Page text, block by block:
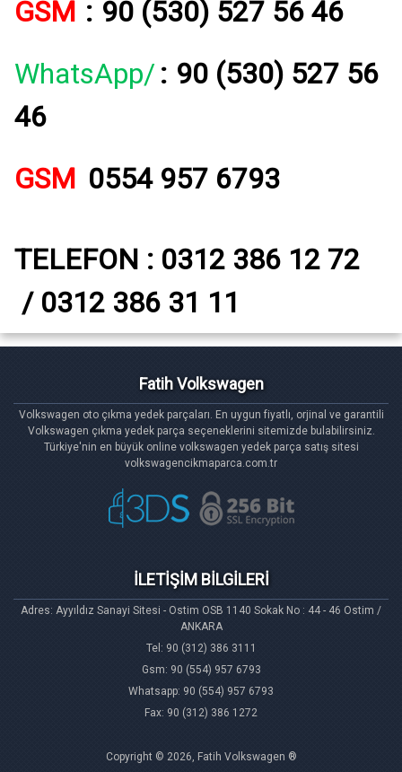
GSM : 90 (530) 527 56 46
WhatsApp/ : 90 (530) 527 56
46
GSM 0554 957 6793
TELEFON : 0312 386 12 72
/ 0312 386 31 11
Fatih Volkswagen
Volkswagen oto çıkma yedek parçaları. En uygun fiyatlı, orjinal ve garantili
Volkswagen çıkma yedek parça seçeneklerini sitemizde bulabilirsiniz.
Türkiye'nin en büyük online volkswagen yedek parça satış sitesi
volkswagencikmaparca.com.tr
İLETİŞİM BİLGİLERİ
Adres: Ayyıldız Sanayi Sitesi - Ostim OSB 1140 Sokak No : 44 - 46 Ostim /
ANKARA
Tel: 90 (312) 386 3111
Gsm: 90 (554) 957 6793
Whatsapp: 90 (554) 957 6793
Fax: 90 (312) 386 1272
Copyright © 2026, Fatih Volkswagen ®